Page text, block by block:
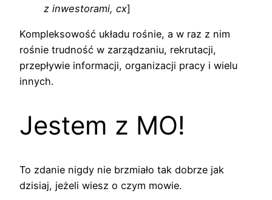
z inwestorami, cx]
Kompleksowość układu rośnie, a w raz z nim
rośnie trudność w zarządzaniu, rekrutacji,
przepływie informacji, organizacji pracy i wielu
innych.
Jestem z MO!
To zdanie nigdy nie brzmiało tak dobrze jak
dzisiaj, jeżeli wiesz o czym mowie.